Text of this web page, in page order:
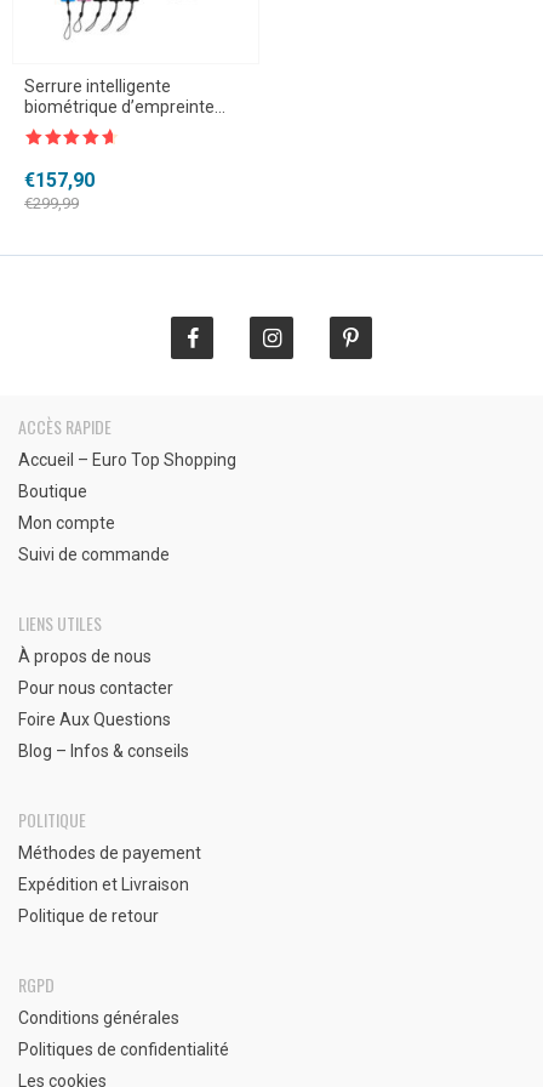
Serrure intelligente
biométrique d’empreinte
digitale
€299,99
Le
prix
€157,90
Le
prix
ACCÈS RAPIDE
Accueil – Euro Top Shopping
Boutique
Mon compte
Suivi de commande
LIENS UTILES
À propos de nous
Pour nous contacter
Foire Aux Questions
Blog – Infos & conseils
POLITIQUE
Méthodes de payement
Expédition et Livraison
Politique de retour
RGPD
Conditions générales
Politiques de confidentialité
Les cookies